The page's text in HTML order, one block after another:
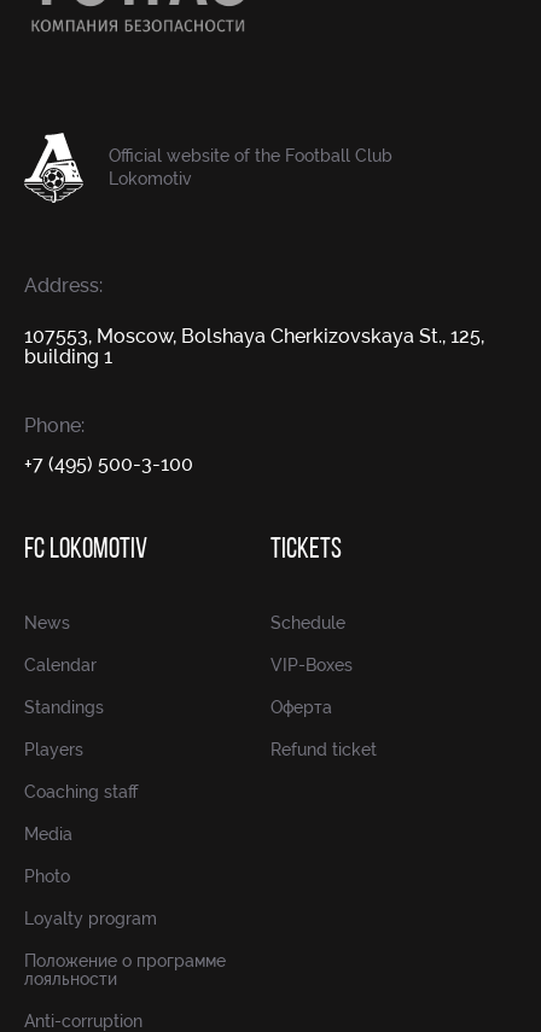
Official website of the Football Club
Lokomotiv
Address:
107553, Moscow, Bolshaya Cherkizovskaya St., 125,
building 1
Phone:
+7 (495) 500-3-100
FC LOKOMOTIV
News
Calendar
Standings
Players
Coaching staff
Media
Photo
Loyalty program
Положение о программе
лояльности
Anti-corruption
TICKETS
Schedule
VIP-Boxes
Оферта
Refund ticket